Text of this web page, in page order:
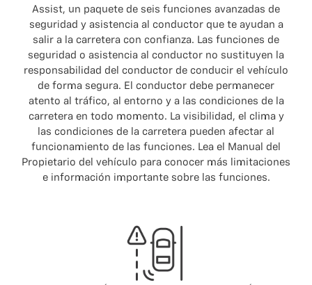
Assist, un paquete de seis funciones avanzadas de
seguridad y asistencia al conductor que te ayudan a
salir a la carretera con confianza. Las funciones de
seguridad o asistencia al conductor no sustituyen la
responsabilidad del conductor de conducir el vehículo
de forma segura. El conductor debe permanecer
atento al tráfico, al entorno y a las condiciones de la
carretera en todo momento. La visibilidad, el clima y
las condiciones de la carretera pueden afectar al
funcionamiento de las funciones. Lea el Manual del
Propietario del vehículo para conocer más limitaciones
e información importante sobre las funciones.